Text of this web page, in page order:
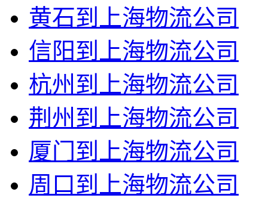
黄石到上海物流公司
信阳到上海物流公司
杭州到上海物流公司
荆州到上海物流公司
厦门到上海物流公司
周口到上海物流公司